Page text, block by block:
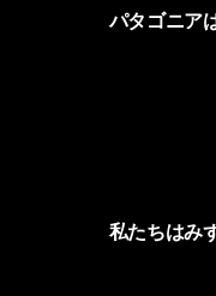
パタゴニア
私たちはみ